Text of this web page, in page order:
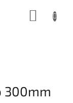
300mm